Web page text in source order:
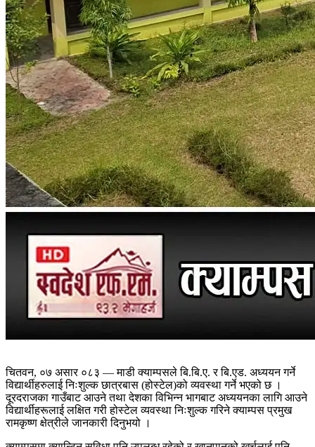
चितवन, ०७ असार ०८३ — माडी क्याम्पसले बि.बि.ए. र बि.एड. अध्ययन गर्ने
विद्यार्थीहरुलाई निःशुल्क छात्रबास (होस्टेल)को व्यवस्था गर्ने भएको छ ।
दूरदराजका गाउँबाट आउने तथा देशका विभिन्न भागबाट अध्ययनका लागि आउने
विद्यार्थीहरूलाई लक्षित गरी होस्टेल व्यवस्था निःशुल्क गरिने क्याम्पस प्रमुख
रामकृष्ण क्षेत्रीले जानकारी दिनुभयो ।